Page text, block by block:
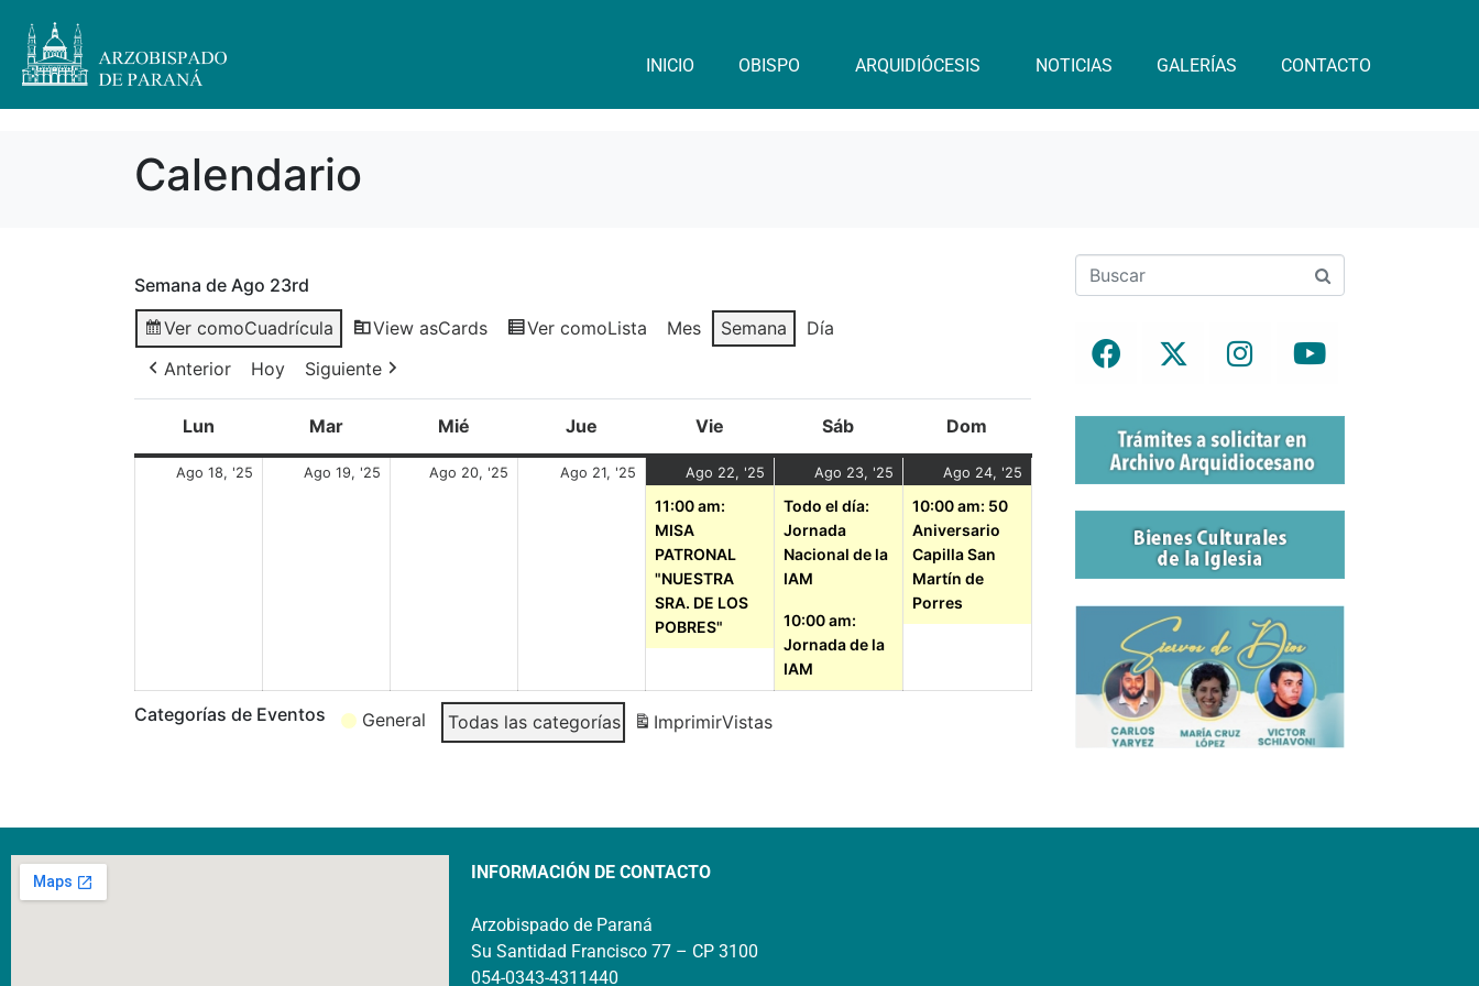
INICIO OBISPO ARQUIDIÓCESIS NOTICIAS GALERÍAS CONTACTO
Calendario
Semana de Ago 23rd
Ver comoCuadrícula View asCards Ver comoLista Mes Semana
Día
Anterior
Hoy Siguiente
Lun Mar Mié Jue Vie Sáb Dom
Ago 18, '25 Ago 19, '25 Ago 20, '25 Ago 21, '25 Ago 22, '25
11:00 am:
MISA
PATRONAL
"NUESTRA
SRA. DE LOS
POBRES"
Ago 23, '25
Todo el día:
Jornada
Nacional de la
IAM
10:00 am:
Jornada de la
IAM
Ago 24, '25
10:00 am: 50
Aniversario
Capilla San
Martín de
Porres
Categorías de Eventos General Todas las categorías ImprimirVistas
INFORMACIÓN DE CONTACTO
Arzobispado de Paraná
Su Santidad Francisco 77 – CP 3100
054-0343-4311440